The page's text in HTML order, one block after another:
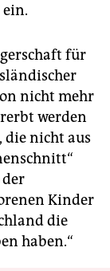
ein.
für
nicht mehr
werden
nicht aus
Kinder
die
haben.“